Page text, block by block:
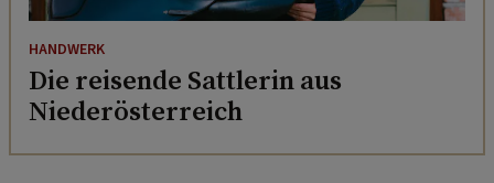
HANDWERK
Die reisende Sattlerin aus
Niederösterreich